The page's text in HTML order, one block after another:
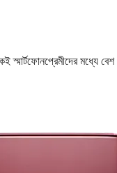
স্মার্টফোনপ্রেমীদের মধ্যে